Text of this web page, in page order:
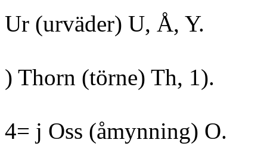
Ur (urväder) U, Å, Y.
) Thorn (törne) Th, 1).
4= j Oss (åmynning) O.